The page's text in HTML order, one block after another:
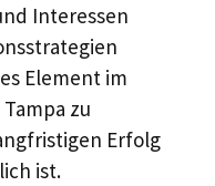
Interessen
Element im
zu
Erfolg
ist.